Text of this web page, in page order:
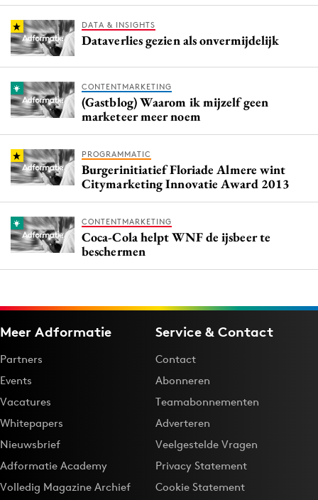
DATA & INSIGHTS
Dataverlies gezien als onvermijdelijk
CONTENTMARKETING
(Gastblog) Waarom ik mijzelf geen
marketeer meer noem
PROGRAMMATIC
Burgerinitiatief Floriade Almere wint
Citymarketing Innovatie Award 2013
CONTENTMARKETING
Coca-Cola helpt WNF de ijsbeer te
beschermen
Meer Adformatie
Partners
Events
Vacatures
Whitepapers
Nieuwsbrief
Adformatie Academy
Volledig Magazine Archief
Service & Contact
Contact
Abonneren
Teamabonnementen
Adverteren
Veelgestelde Vragen
Privacy Statement
Cookie Statement